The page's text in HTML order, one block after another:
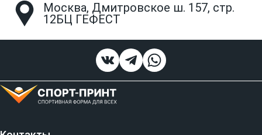
Москва, Дмитровское ш. 157, стр.
12БЦ ГЕФЕСТ